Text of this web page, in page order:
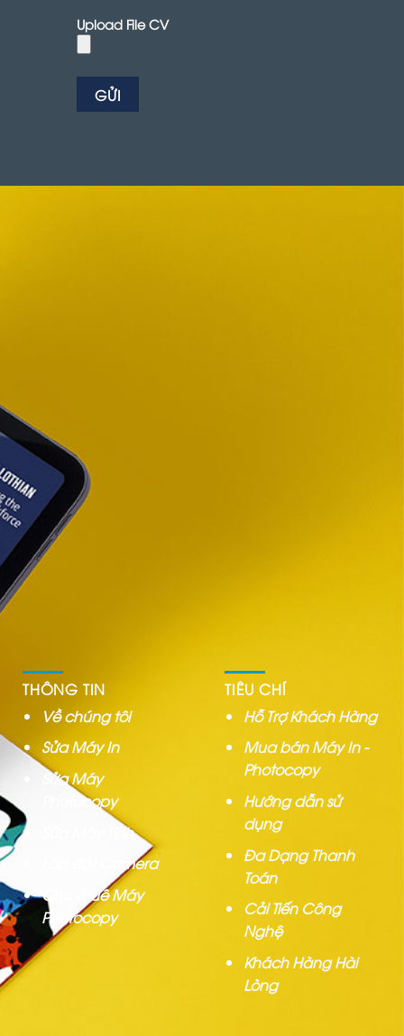
Upload File CV
THÔNG TIN
Về chúng tôi
Sửa Máy In
Sửa Máy
Photocopy
Sửa Máy Tính
Lắp đặt Camera
Cho Thuê Máy
Photocopy
TIÊU CHÍ
Hỗ Trợ Khách Hàng
Mua bán Máy In -
Photocopy
Hướng dẫn sử
dụng
Đa Dạng Thanh
Toán
Cải Tiến Công
Nghệ
Khách Hàng Hài
Lòng